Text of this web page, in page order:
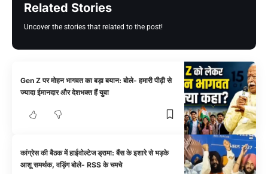
Related Stories
Uncover the stories that related to the post!
Gen Z पर मोहन भागवत का बड़ा बयान: बोले- हमारी पीढ़ी से
ज्यादा ईमानदार और देशभक्त हैं युवा
कांग्रेस की बैठक में हाईवोल्टेज ड्रामा: बैंस के इशारे से भड़के
आशू समर्थक, वड़िंग बोले- RSS के चमचे